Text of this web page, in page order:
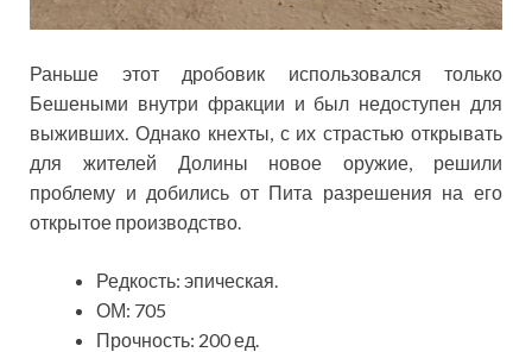
Раньше этот дробовик использовался только
Бешеными внутри фракции и был недоступен для
выживших. Однако кнехты, с их страстью открывать
для жителей Долины новое оружие, решили
проблему и добились от Пита разрешения на его
открытое производство.
Редкость: эпическая.
ОМ: 705
Прочность: 200 ед.